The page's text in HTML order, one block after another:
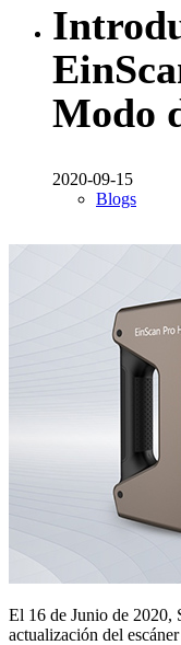
Modo
2020-09-15
Blogs
El 16 de Junio de
actualización del